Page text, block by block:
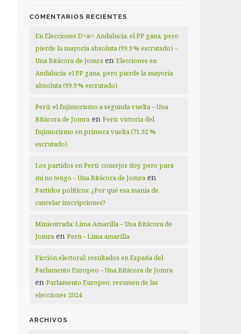
COMENTARIOS RECIENTES
En Elecciones D=a=: Andalucía: el PP gana, pero
pierde la mayoría absoluta (99,9 % escrutado) –
Una Bitácora de Jomra enElecciones en
Andalucía: el PP gana, pero pierde la mayoría
absoluta (99,9 % escrutado)
Perú: el fujimorismo a segunda vuelta – Una
Bitácora de Jomra enPerú: victoria del
fujimorismo en primera vuelta (71,92 %
escrutado)
Los partidos en Perú: consejos doy, pero para
mí no tengo – Una Bitácora de Jomra en
Partidos políticos: ¿Por qué esa manía de
cancelar inscripciones?
Minientrada: Lima Amarilla – Una Bitácora de
Jomra enPerú – Lima amarilla
Ficción electoral: resultados en España del
Parlamento Europeo – Una Bitácora de Jomra
enParlamento Europeo: resumen de las
elecciones 2024
ARCHIVOS